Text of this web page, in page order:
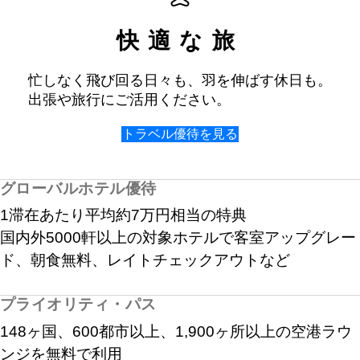
快適な旅
忙しなく飛び回る日々も、羽を伸ばす休日も。
出張や旅行にご活用ください。
トラベル優待を見る
グローバルホテル優待
1滞在あたり平均約7万円相当の特典
国内外5000軒以上の対象ホテルで客室アップグレー
ド、朝食無料、レイトチェックアウトなど
プライオリティ・パス
148ヶ国、 600都市以上、 1,900ヶ所以上の空港ラウ
ンジを無料で利用